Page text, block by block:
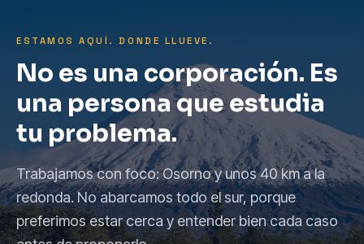
ESTAMOS AQUÍ. DONDE LLUEVE.
No es una corporación. Es
una persona que estudia
tu problema.
Trabajamos con foco: Osorno y unos 40 km a la
redonda. No abarcamos todo el sur, porque
preferimos estar cerca y entender bien cada caso